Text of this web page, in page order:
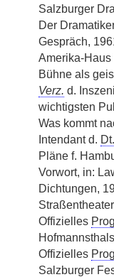
Salzburger
Der
Gespräch,
Amerika-Haus
Bühne als
Verz. d.
wichtigsten
Was kommt
Intendant d. Dt.
Pläne f.
Vorwort, in:
Dichtungen,
Offizielles
Offizielles
Salzburger